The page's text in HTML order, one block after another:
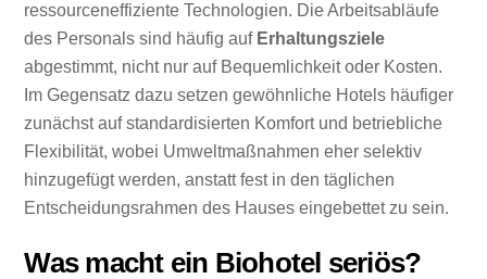
ressourceneffiziente Technologien. Die Arbeitsabläufe
des Personals sind häufig auf Erhaltungsziele
abgestimmt, nicht nur auf Bequemlichkeit oder Kosten.
Im Gegensatz dazu setzen gewöhnliche Hotels häufiger
zunächst auf standardisierten Komfort und betriebliche
Flexibilität, wobei Umweltmaßnahmen eher selektiv
hinzugefügt werden, anstatt fest in den täglichen
Entscheidungsrahmen des Hauses eingebettet zu sein.
Was macht ein Biohotel seriös?